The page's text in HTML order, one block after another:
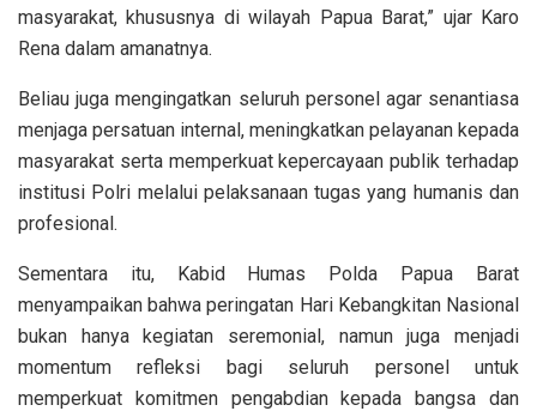
masyarakat, khususnya di wilayah Papua Barat,” ujar Karo
Rena dalam amanatnya.
Beliau juga mengingatkan seluruh personel agar senantiasa
menjaga persatuan internal, meningkatkan pelayanan kepada
masyarakat serta memperkuat kepercayaan publik terhadap
institusi Polri melalui pelaksanaan tugas yang humanis dan
profesional.
Sementara itu, Kabid Humas Polda Papua Barat
menyampaikan bahwa peringatan Hari Kebangkitan Nasional
bukan hanya kegiatan seremonial, namun juga menjadi
momentum refleksi bagi seluruh personel untuk
memperkuat komitmen pengabdian kepada bangsa dan